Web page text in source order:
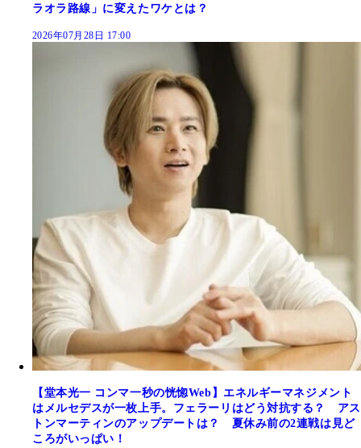
ラオラ路線」に変えたワケとは？
2026年07月28日 17:00
【堂本光一 コンマ一秒の恍惚Web】エネルギーマネジメント
はメルセデスが一枚上手。フェラーリはどう対抗する？ アス
トンマーティンのアップデートは？ 夏休み前の2連戦は見ど
ころがいっぱい！